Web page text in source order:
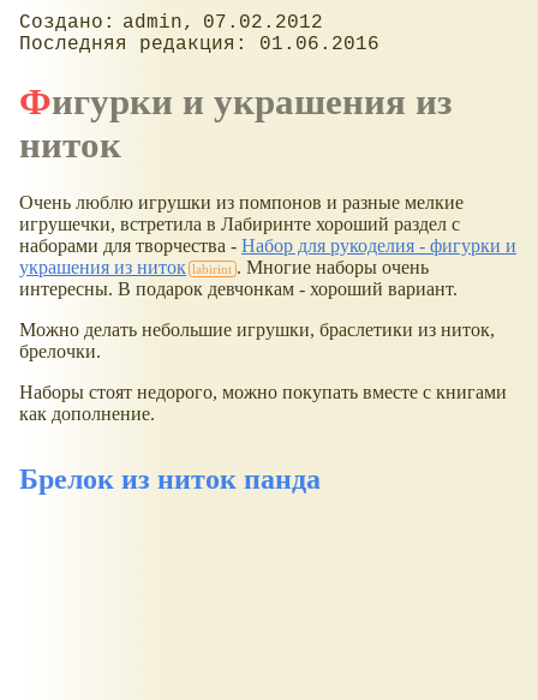
admin
07.02.2012
01.06.2016
Фигурки и украшения из
ниток
Очень люблю игрушки из помпонов и разные мелкие
игрушечки, встретила в Лабиринте хороший раздел с
наборами для творчества - Набор для рукоделия - фигурки и
украшения из ниток
. Многие наборы очень
интересны. В подарок девчонкам - хороший вариант.
Можно делать небольшие игрушки, браслетики из ниток,
брелочки.
Наборы стоят недорого, можно покупать вместе с книгами
как дополнение.
Брелок из ниток панда